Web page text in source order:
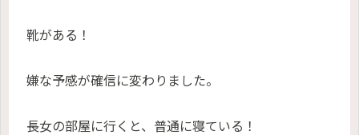
靴がある！
嫌な予感が確信に変わりました。
長女の部屋に行くと、普通に寝ている！